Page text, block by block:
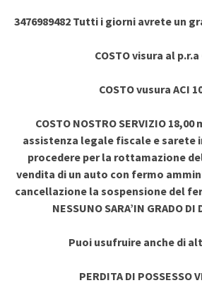
3476989482 Tutti i giorni avrete un
COSTO visura al p.r.a
COSTO vusura ACI
COSTO NOSTRO SERVIZIO
assistenza legale fiscale e sarete
procedere per la rottamazione
vendita di un auto con fermo
cancellazione la sospensione del
NESSUNO SARA’IN GRADO DI
Puoi usufruire anche di
PERDITA DI POSSESSO